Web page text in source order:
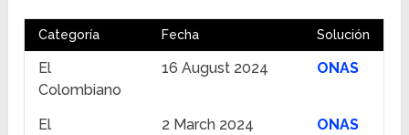
Categoría Fecha Solución
El
Colombiano
16 August 2024 ONAS
El
2 March 2024 ONAS